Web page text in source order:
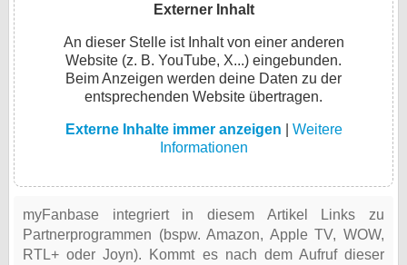
Externer Inhalt
An dieser Stelle ist Inhalt von einer anderen
Website (z. B. YouTube, X...) eingebunden.
Beim Anzeigen werden deine Daten zu der
entsprechenden Website übertragen.
Externe Inhalte immer anzeigen
Weitere
Informationen
myFanbase integriert in diesem Artikel Links zu
Partnerprogrammen (bspw. Amazon, Apple TV, WOW,
RTL+ oder Joyn). Kommt es nach dem Aufruf dieser